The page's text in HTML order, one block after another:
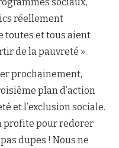
réellement
toutes et tous aient
de la pauvreté ».
prochainement,
plan d’action
et l’exclusion sociale.
profite pour redorer
dupes ! Nous ne